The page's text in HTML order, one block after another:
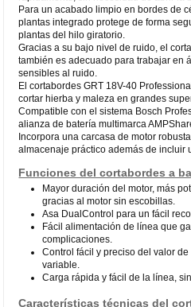
Para un acabado limpio en bordes de
plantas integrado protege de forma
plantas del hilo giratorio.
Gracias a su bajo nivel de ruido, el
también es adecuado para trabajar en
sensibles al ruido.
El cortabordes GRT 18V-40
cortar hierba y maleza en grandes
Compatible con el sistema Bosch
alianza de batería multimarca
Incorpora una carcasa de motor
almacenaje práctico además de incluir
Funciones del cortabordes a
Mayor duración del motor, más
gracias al motor sin escobillas.
Asa DualControl para un fácil
Fácil alimentación de línea que
complicaciones.
Control fácil y preciso del valor
variable.
Carga rápida y fácil de la línea,
Características técnicas del